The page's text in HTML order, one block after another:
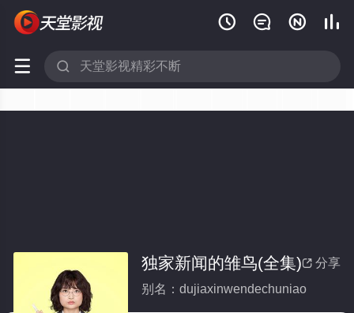
   
 
 分享
独家新闻的雏鸟(全集)
别名：dujiaxinwendechuniao